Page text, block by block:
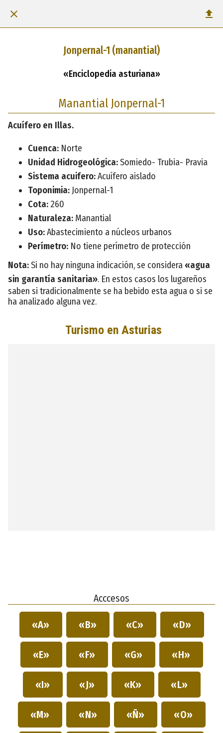
Jonpernal-1 (manantial)
«Enciclopedia asturiana»
Manantial Jonpernal-1
Acuífero en Illas.
Cuenca: Norte
Unidad Hidrogeológica:Somiedo- Trubia- Pravia
Sistema acuifero:Acuífero aislado
Toponimia: Jonpernal-1
Cota: 260
Naturaleza: Manantial
Uso:Abastecimiento a núcleos urbanos
Perímetro: No tiene perímetro de protección
Nota:Si no hay ninguna indicación, se considera «agua
sin garantía sanitaria». En estos casos los lugareños
saben si tradicionalmente se ha bebido esta agua o si se
ha analizado alguna vez.
Acccesos
«A» «B» «C» «D»
«E» «F» «G» «H»
«I» «J» «K» «L»
«M» «N» «Ñ» «O»